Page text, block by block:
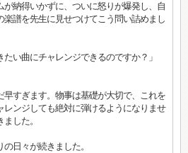
が納得いかずに、ついに怒りが爆発し、自
譜を先生に見せつけてこう問い詰めまし
たい曲にチャレンジできるのですか？」
早すぎます。物事は基礎が大切で、これを
レンジしても絶対に弾けるようになりませ
した。
日々が続きました。